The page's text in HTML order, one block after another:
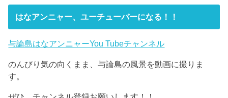
はなアンニャー、ユーチューバーになる！！
与論島はなアンニャーYou Tubeチャンネル
のんびり気の向くまま、与論島の風景を動画に撮りま
す。